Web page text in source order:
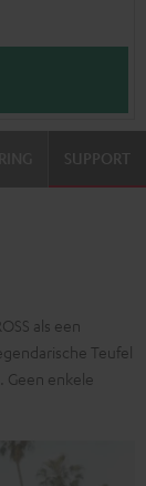
SUPPORT
als een
Teufel
Geen enkele